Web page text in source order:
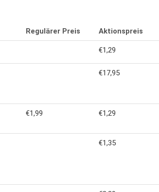
Regulärer Preis Aktionspreis
€1,29
€17,95
€1,99 €1,29
€1,35